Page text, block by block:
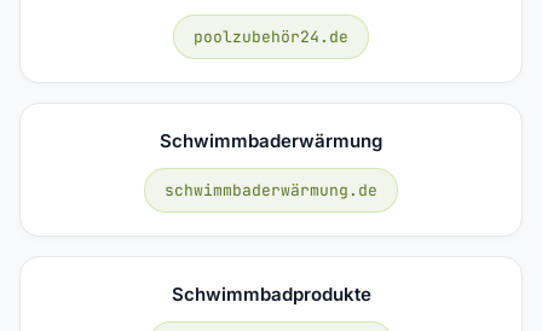
poolzubehör24.de
Schwimmbaderwärmung
schwimmbaderwärmung.de
Schwimmbadprodukte